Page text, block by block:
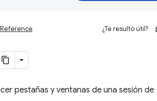
Reference ¿Te resultó útil?
pestañas y ventanas de una sesión de